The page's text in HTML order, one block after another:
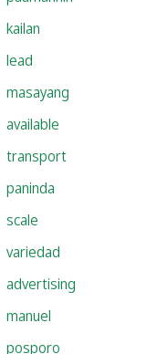
kailan
lead
masayang
available
transport
paninda
scale
variedad
advertising
manuel
posporo